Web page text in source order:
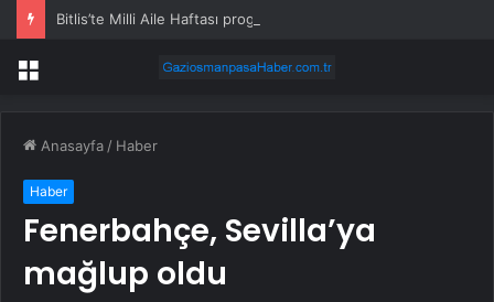
Bitlis’te Milli Aile Haftası programı
Menü
Anasayfa / Haber
Haber
Fenerbahçe, Sevilla’ya
mağlup oldu